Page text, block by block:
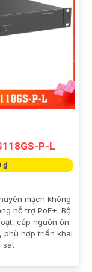
P-L
₫
mạch không
hỗ trợ PoE+. Bộ
cấp nguồn ổn
phù hợp triển khai
sát